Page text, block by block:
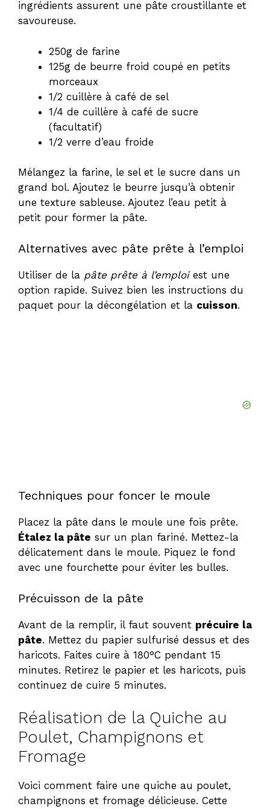
ingrédients assurent une pâte croustillante et
savoureuse.
250g de farine
125g de beurre froid coupé en petits
morceaux
1/2 cuillère à café de sel
1/4 de cuillère à café de sucre
(facultatif)
1/2 verre d’eau froide
Mélangez la farine, le sel et le sucre dans un
grand bol. Ajoutez le beurre jusqu’à obtenir
une texture sableuse. Ajoutez l’eau petit à
petit pour former la pâte.
Alternatives avec pâte prête à l’emploi
Utiliser de la pâte prête à l’emploiest une
option rapide. Suivez bien les instructions du
paquet pour la décongélation et la cuisson.
Techniques pour foncer le moule
Placez la pâte dans le moule une fois prête.
Étalez la pâte sur un plan fariné. Mettez-la
délicatement dans le moule. Piquez le fond
avec une fourchette pour éviter les bulles.
Précuisson de la pâte
Avant de la remplir, il faut souvent précuire la
pâte. Mettez du papier sulfurisé dessus et des
haricots. Faites cuire à 180°C pendant 15
minutes. Retirez le papier et les haricots, puis
continuez de cuire 5 minutes.
Réalisation de la Quiche au
Poulet, Champignons et
Fromage
Voici comment faire une quiche au poulet,
champignons et fromage délicieuse. Cette